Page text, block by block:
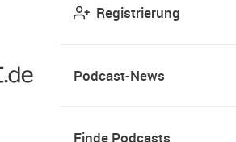
Registrierung
Podcast-News
Finde Podcasts